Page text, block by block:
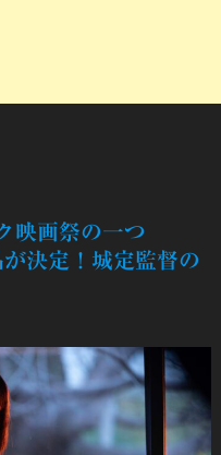
映画祭の一つ
決定！城定監督の